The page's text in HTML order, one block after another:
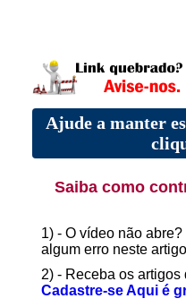
Ajude a manter
Saiba como
1) - O vídeo não
algum erro neste
2) - Receba os
Cadastre-se Aqui é